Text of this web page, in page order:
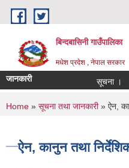
Skip to main content
बिन्दबासिनी गाउँपालिका
मधेश प्रदेश , नेपाल सरकार
जानकारी सूचना ।
You are here
Home » सूचना तथा जानकारी» ऐन,
ऐन, कानुन तथा